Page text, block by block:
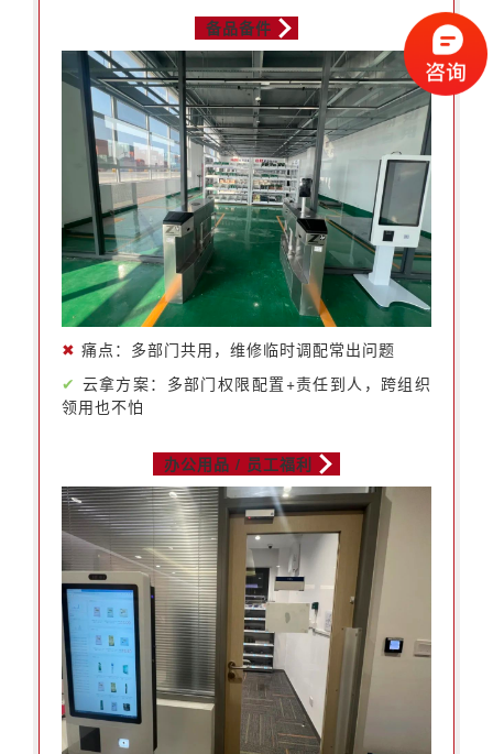
备品备件
✖痛点：多部门共用，维修临时调配常出问题
✔ 云拿方案：多部门权限配置+责任到人，跨组织
领用也不怕
办公用品 / 员工福利